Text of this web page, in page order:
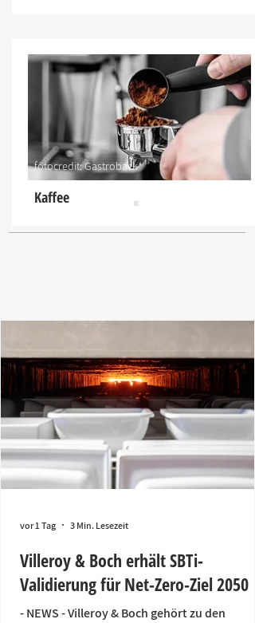
fotocredit: Gastroback
Kaffee
Villeroy & Boch erhält SBTi-
Validierung für Net-Zero-Ziel 2050
- NEWS - Villeroy & Boch gehört zu den
vor 1 Tag 3 Min. Lesezeit